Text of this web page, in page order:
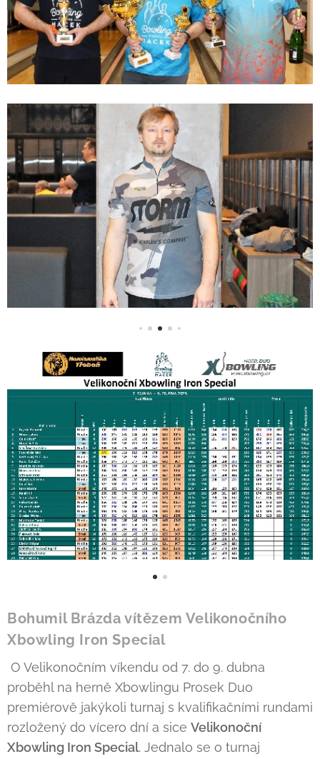
Bohumil Brázda vítězem Velikonočního
Xbowling Iron Special
O Velikonočním víkendu od 7. do 9. dubna
proběhl na herně Xbowlingu Prosek Duo
premiérově jakýkoli turnaj s kvalifikačními rundami
rozložený do vícero dní a sice Velikonoční
Xbowling Iron Special. Jednalo se o turnaj